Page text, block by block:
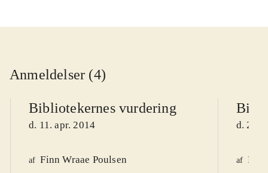
Anmeldelser (4)
Bibliotekernes vurdering
d. 11. apr. 2014
af Finn Wraae Poulsen
d. 23.
af